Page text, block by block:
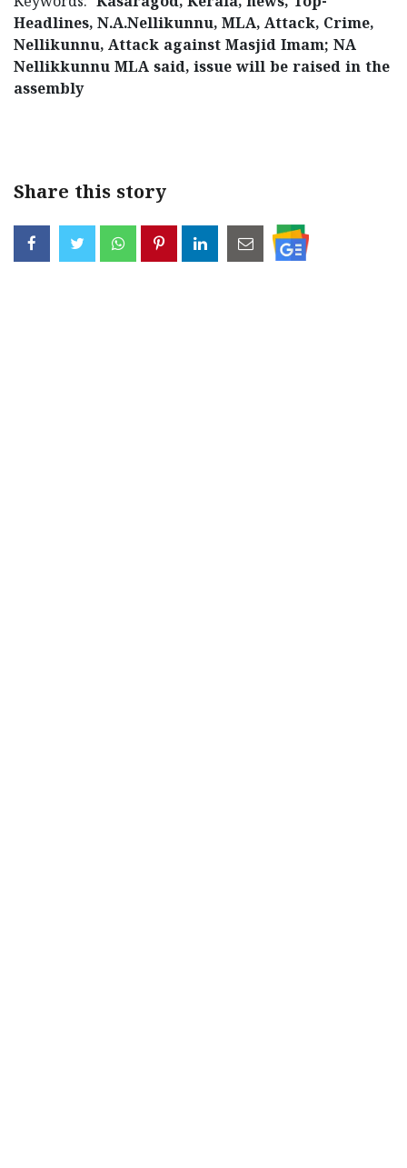
Headlines, N.A.Nellikunnu, MLA, Attack, Crime,
Nellikunnu, Attack against Masjid Imam; NA
Nellikkunnu MLA said, issue will be raised in the
assembly
Share this story